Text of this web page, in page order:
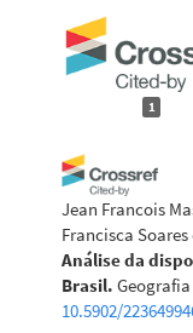
1
Jean Francois
Francisca
Análise da
Brasil. Geografia
10.5902/